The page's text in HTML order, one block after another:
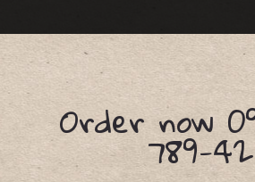
Order now
789-42